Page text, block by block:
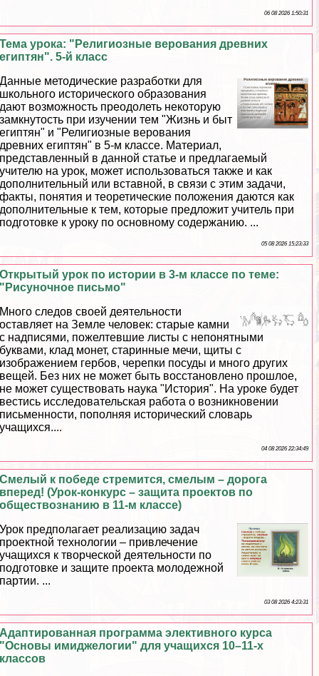
06 08 2026 1:50:31
Тема урока: "Религиозные верования древних
египтян". 5-й класс
Данные методические разработки для
школьного исторического образования
дают возможность преодолеть некоторую
замкнутость при изучении тем "Жизнь и быт
египтян" и "Религиозные верования
древних египтян" в 5-м классе. Материал,
представленный в данной статье и предлагаемый
учителю на урок, может использоваться также и как
дополнительный или вставной, в связи с этим задачи,
факты, понятия и теоретические положения даются как
дополнительные к тем, которые предложит учитель при
подготовке к уроку по основному содержанию. ...
05 08 2026 15:23:33
Открытый урок по истории в 3-м классе по теме:
"Рисуночное письмо"
Много следов своей деятельности
оставляет на Земле человек: старые камни
с надписями, пожелтевшие листы с непонятными
буквами, клад монет, старинные мечи, щиты с
изображением гербов, черепки посуды и много других
вещей. Без них не может быть восстановлено прошлое,
не может существовать наука "История". На уроке будет
вестись исследовательская работа о возникновении
письменности, пополняя исторический словарь
учащихся....
04 08 2026 22:34:49
Смелый к победе стремится, смелым – дорога
вперед! (Урок-конкурс – защита проектов по
обществознанию в 11-м классе)
Урок предполагает реализацию задач
проектной технологии – привлечение
учащихся к творческой деятельности по
подготовке и защите проекта молодежной
партии. ...
03 08 2026 4:23:31
Адаптированная программа элективного курса
"Основы имиджелогии" для учащихся 10–11-х
классов